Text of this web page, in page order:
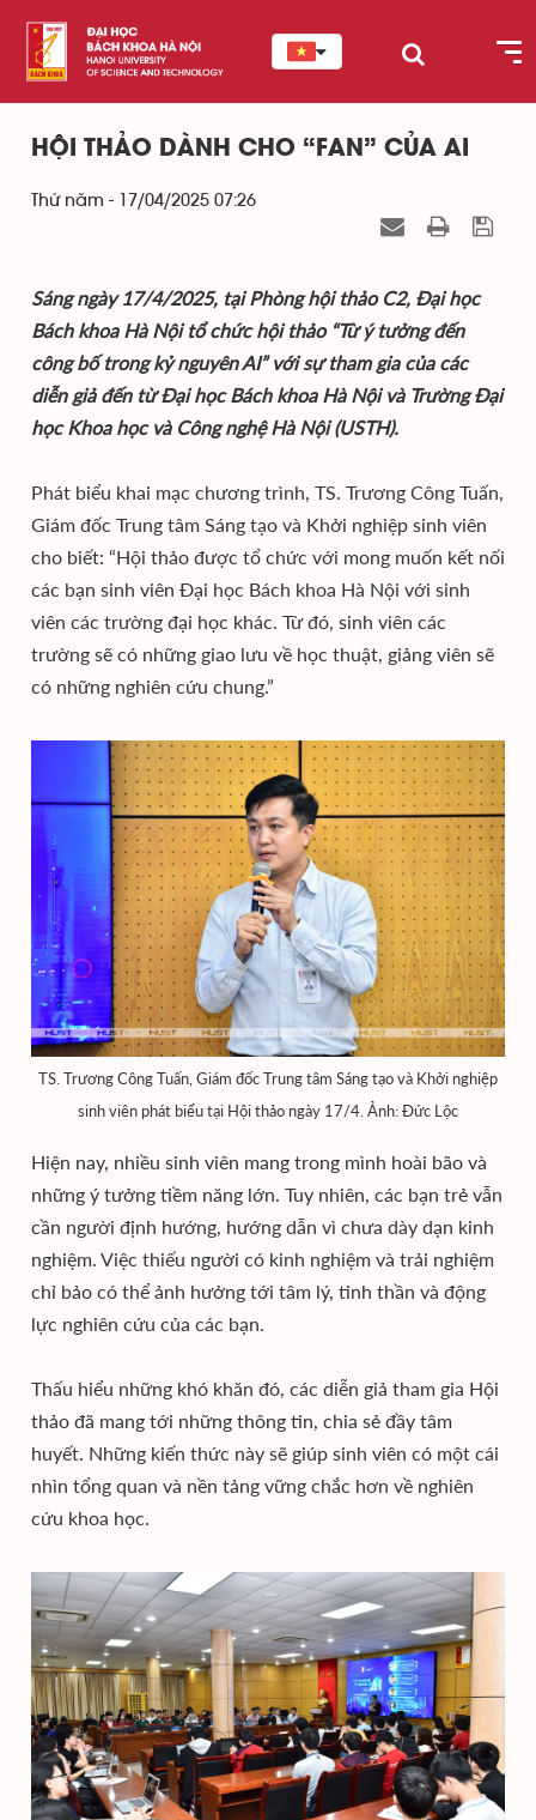
HỘI THẢO DÀNH CHO “FAN” CỦA AI
Thứ năm - 17/04/2025 07:26
Sáng ngày 17/4/2025, tại Phòng hội thảo C2, Đại học
Bách khoa Hà Nội tổ chức hội thảo “Từ ý tưởng đến
công bố trong kỷ nguyên AI” với sự tham gia của các
diễn giả đến từ Đại học Bách khoa Hà Nội và Trường Đại
học Khoa học và Công nghệ Hà Nội (USTH).
Phát biểu khai mạc chương trình, TS. Trương Công Tuấn,
Giám đốc Trung tâm Sáng tạo và Khởi nghiệp sinh viên
cho biết: “Hội thảo được tổ chức với mong muốn kết nối
các bạn sinh viên Đại học Bách khoa Hà Nội với sinh
viên các trường đại học khác. Từ đó, sinh viên các
trường sẽ có những giao lưu về học thuật, giảng viên sẽ
có những nghiên cứu chung.”
TS. Trương Công Tuấn, Giám đốc Trung tâm Sáng tạo và Khởi nghiệp
sinh viên phát biểu tại Hội thảo ngày 17/4. Ảnh: Đức Lộc
Hiện nay, nhiều sinh viên mang trong mình hoài bão và
những ý tưởng tiềm năng lớn. Tuy nhiên, các bạn trẻ vẫn
cần người định hướng, hướng dẫn vì chưa dày dạn kinh
nghiệm. Việc thiếu người có kinh nghiệm và trải nghiệm
chỉ bảo có thể ảnh hưởng tới tâm lý, tinh thần và động
lực nghiên cứu của các bạn.
Thấu hiểu những khó khăn đó, các diễn giả tham gia Hội
thảo đã mang tới những thông tin, chia sẻ đầy tâm
huyết. Những kiến thức này sẽ giúp sinh viên có một cái
nhìn tổng quan và nền tảng vững chắc hơn về nghiên
cứu khoa học.